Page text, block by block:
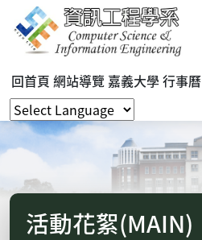
回首頁 網站導覽 嘉義大學行事曆
活動花絮(MAIN)